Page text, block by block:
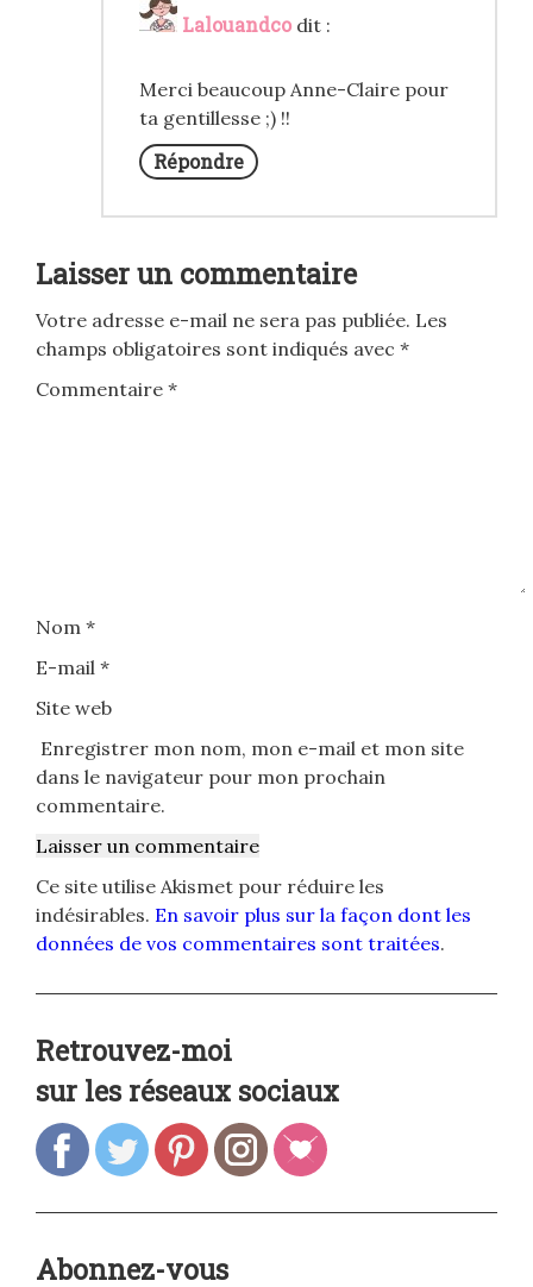
Lalouandco dit :
Merci beaucoup Anne-Claire pour
ta gentillesse ;) !!
Répondre
Laisser un commentaire
Votre adresse e-mail ne sera pas publiée. Les
champs obligatoires sont indiqués avec *
Commentaire *
Nom *
E-mail *
Site web
Enregistrer mon nom, mon e-mail et mon site
dans le navigateur pour mon prochain
commentaire.
Ce site utilise Akismet pour réduire les
indésirables. En savoir plus sur la façon dont les
données de vos commentaires sont traitées.
Retrouvez-moi
sur les réseaux sociaux
Abonnez-vous